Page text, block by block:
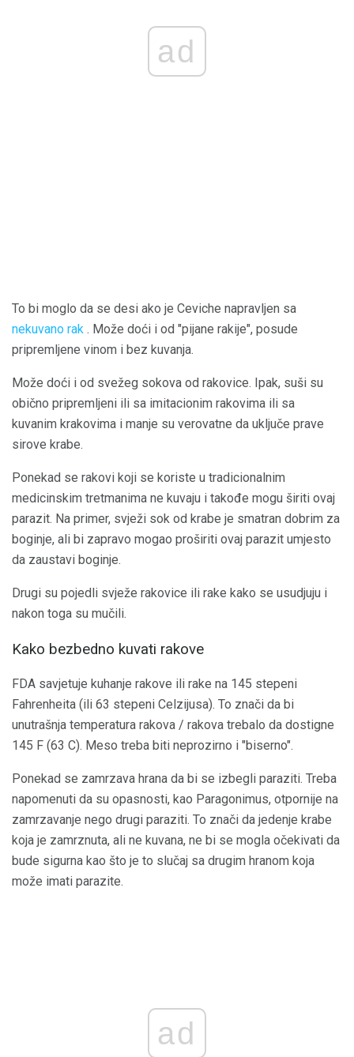
ad
To bi moglo da se desi ako je Ceviche napravljen sa
nekuvano rak . Može doći i od "pijane rakije", posude
pripremljene vinom i bez kuvanja.
Može doći i od svežeg sokova od rakovice. Ipak, suši su
obično pripremljeni ili sa imitacionim rakovima ili sa
kuvanim krakovima i manje su verovatne da uključe prave
sirove krabe.
Ponekad se rakovi koji se koriste u tradicionalnim
medicinskim tretmanima ne kuvaju i takođe mogu širiti ovaj
parazit. Na primer, svježi sok od krabe je smatran dobrim za
boginje, ali bi zapravo mogao proširiti ovaj parazit umjesto
da zaustavi boginje.
Drugi su pojedli svježe rakovice ili rake kako se usudjuju i
nakon toga su mučili.
Kako bezbedno kuvati rakove
FDA savjetuje kuhanje rakove ili rake na 145 stepeni
Fahrenheita (ili 63 stepeni Celzijusa). To znači da bi
unutrašnja temperatura rakova / rakova trebalo da dostigne
145 F (63 C). Meso treba biti neprozirno i "biserno".
Ponekad se zamrzava hrana da bi se izbegli paraziti. Treba
napomenuti da su opasnosti, kao Paragonimus, otpornije na
zamrzavanje nego drugi paraziti. To znači da jedenje krabe
koja je zamrznuta, ali ne kuvana, ne bi se mogla očekivati ​​da
bude sigurna kao što je to slučaj sa drugim hranom koja
može imati parazite.
ad